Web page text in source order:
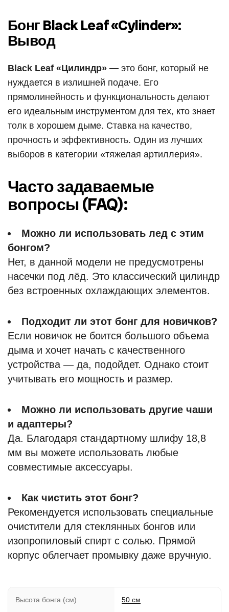
Бонг Black Leaf «Cylinder»:
Вывод
Black Leaf «Цилиндр» — это бонг, который не
нуждается в излишней подаче. Его
прямолинейность и функциональность делают
его идеальным инструментом для тех, кто знает
толк в хорошем дыме. Ставка на качество,
прочность и эффективность. Один из лучших
выборов в категории «тяжелая артиллерия».
Часто задаваемые
вопросы (FAQ):
Можно ли использовать лед с этим
бонгом?
Нет, в данной модели не предусмотрены
насечки под лёд. Это классический цилиндр
без встроенных охлаждающих элементов.
Подходит ли этот бонг для новичков?
Если новичок не боится большого объема
дыма и хочет начать с качественного
устройства — да, подойдет. Однако стоит
учитывать его мощность и размер.
Можно ли использовать другие чаши
и адаптеры?
Да. Благодаря стандартному шлифу 18,8
мм вы можете использовать любые
совместимые аксессуары.
Как чистить этот бонг?
Рекомендуется использовать специальные
очистители для стеклянных бонгов или
изопропиловый спирт с солью. Прямой
корпус облегчает промывку даже вручную.
Высота бонга (см) 50 см